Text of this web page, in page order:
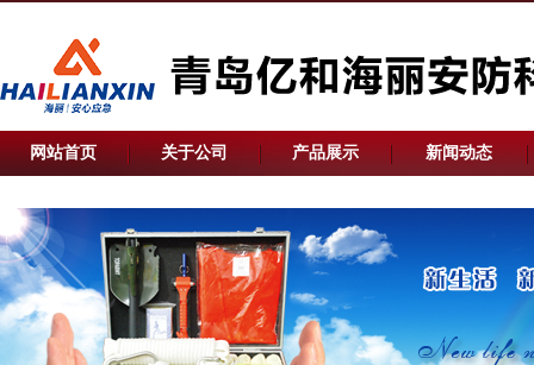
网站首页 关于公司 产品展示 新闻动态